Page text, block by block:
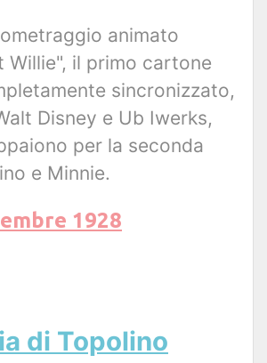
animato
Willie", il primo cartone
sincronizzato,
Disney e Ub Iwerks,
per la seconda
e Minnie.
1928
di Topolino